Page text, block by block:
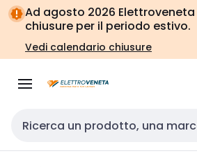
Vai alla
navigazione
Vai
alla
pagina
Ad agosto 2026
chiusure per il periodo estivo.
Vedi calendario chiusure
Cerca input